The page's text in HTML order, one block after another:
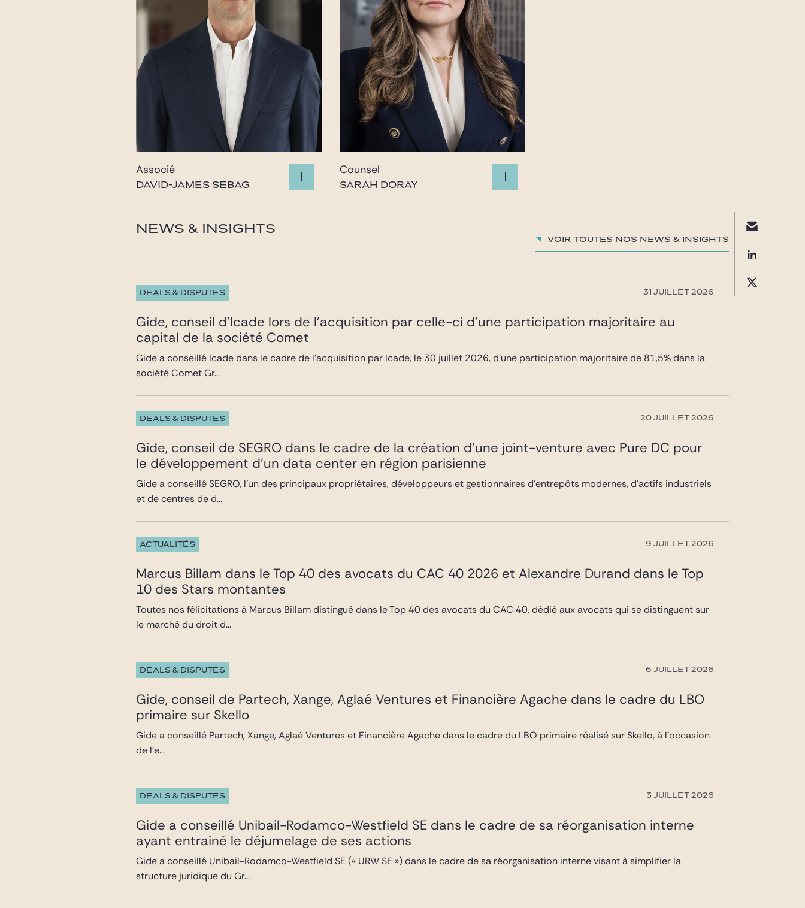
Associé
DAVID-JAMES SEBAG
Counsel
SARAH DORAY
NEWS & INSIGHTS
Voir toutes nos News & insights
DEALS & DISPUTES 31 JUILLET 2026
Gide, conseil d’Icade lors de l’acquisition par celle-ci d’une participation majoritaire au
capital de la société Comet
Gide a conseillé Icade dans le cadre de l’acquisition par Icade, le 30 juillet 2026, d’une participation majoritaire de 81,5% dans la
société Comet Gr...
DEALS & DISPUTES 20 JUILLET 2026
Gide, conseil de SEGRO dans le cadre de la création d’une joint-venture avec Pure DC pour
le développement d’un data center en région parisienne
Gide a conseillé SEGRO, l’un des principaux propriétaires, développeurs et gestionnaires d’entrepôts modernes, d’actifs industriels
et de centres de d...
ACTUALITÉS 9 JUILLET 2026
Marcus Billam dans le Top 40 des avocats du CAC 40 2026 et Alexandre Durand dans le Top
10 des Stars montantes
Toutes nos félicitations à Marcus Billam distingué dans le Top 40 des avocats du CAC 40, dédié aux avocats qui se distinguent sur
le marché du droit d...
DEALS & DISPUTES 6 JUILLET 2026
Gide, conseil de Partech, Xange, Aglaé Ventures et Financière Agache dans le cadre du LBO
primaire sur Skello
Gide a conseillé Partech, Xange, Aglaé Ventures et Financière Agache dans le cadre du LBO primaire réalisé sur Skello, à l’occasion
de l’e...
DEALS & DISPUTES 3 JUILLET 2026
Gide a conseillé Unibail-Rodamco-Westfield SE dans le cadre de sa réorganisation interne
ayant entrainé le déjumelage de ses actions
Gide a conseillé Unibail-Rodamco-Westfield SE (« URW SE ») dans le cadre de sa réorganisation interne visant à simplifier la
structure juridique du Gr...